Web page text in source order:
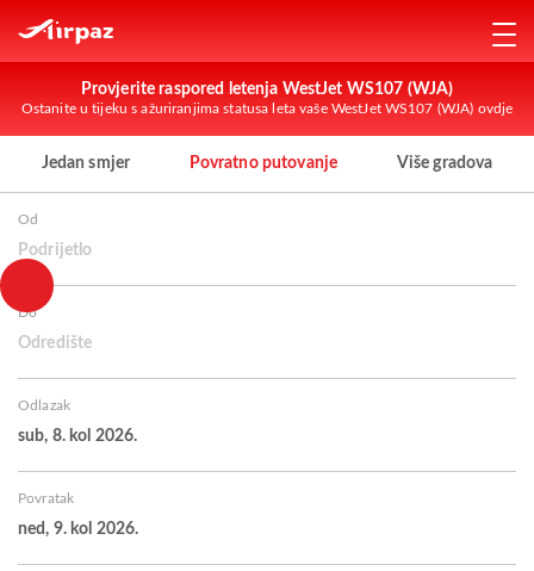
Provjerite raspored letenja WestJet WS107 (WJA)
Ostanite u tijeku s ažuriranjima statusa leta vaše WestJet WS107 (WJA) ovdje
Jedan smjer Povratno putovanje Više gradova
Od
Podrijetlo
Do
Odredište
Odlazak
sub, 8. kol 2026.
Povratak
ned, 9. kol 2026.